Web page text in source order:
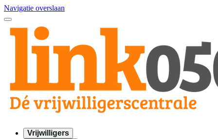
Navigatie overslaan
Vrijwilligers